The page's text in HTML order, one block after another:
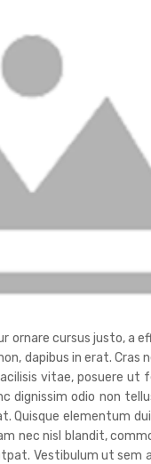
cursus justo, a
dapibus in erat.
vitae, posuere
odio non
elementum
nisl blandit,
Vestibulum ut